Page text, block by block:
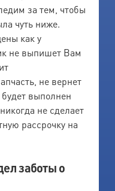
за тем, чтобы
чуть ниже.
как у
не выпишет Вам
не вернет
выполнен
не сделает
рассрочку на
заботы о